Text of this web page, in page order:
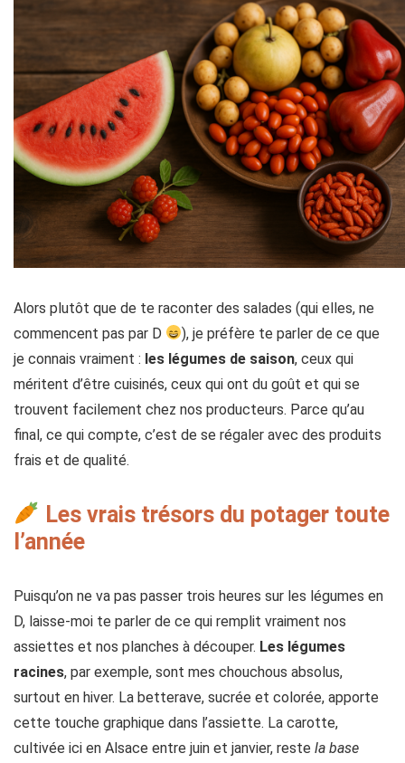
Alors plutôt que de te raconter des salades (qui elles, ne
commencent pas par D
), je préfère te parler de ce que
je connais vraiment : les légumes de saison, ceux qui
méritent d’être cuisinés, ceux qui ont du goût et qui se
trouvent facilement chez nos producteurs. Parce qu’au
final, ce qui compte, c’est de se régaler avec des produits
frais et de qualité.
Les vrais trésors du potager toute
l’année
Puisqu’on ne va pas passer trois heures sur les légumes en
D, laisse-moi te parler de ce qui remplit vraiment nos
assiettes et nos planches à découper. Les légumes
racines, par exemple, sont mes chouchous absolus,
surtout en hiver. La betterave, sucrée et colorée, apporte
cette touche graphique dans l’assiette. La carotte,
cultivée ici en Alsace entre juin et janvier, reste la base